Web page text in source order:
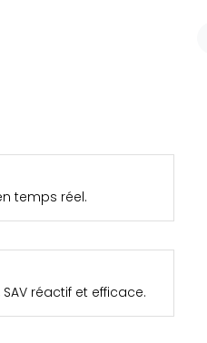
temps réel.
réactif et efficace.